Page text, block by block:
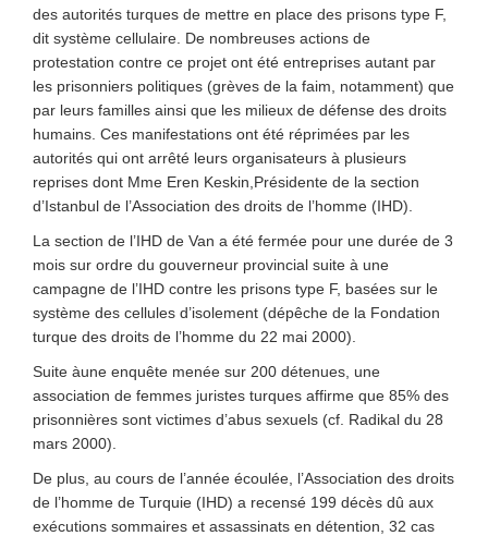
des autorités turques de mettre en place des prisons type F,
dit système cellulaire. De nombreuses actions de
protestation contre ce projet ont été entreprises autant par
les prisonniers politiques (grèves de la faim, notamment) que
par leurs familles ainsi que les milieux de défense des droits
humains. Ces manifestations ont été réprimées par les
autorités qui ont arrêté leurs organisateurs à plusieurs
reprises dont Mme Eren Keskin,Présidente de la section
d’Istanbul de l’Association des droits de l’homme (IHD).
La section de l’IHD de Van a été fermée pour une durée de 3
mois sur ordre du gouverneur provincial suite à une
campagne de l’IHD contre les prisons type F, basées sur le
système des cellules d’isolement (dépêche de la Fondation
turque des droits de l’homme du 22 mai 2000).
Suite àune enquête menée sur 200 détenues, une
association de femmes juristes turques affirme que 85% des
prisonnières sont victimes d’abus sexuels (cf. Radikal du 28
mars 2000).
De plus, au cours de l’année écoulée, l’Association des droits
de l’homme de Turquie (IHD) a recensé 199 décès dû aux
exécutions sommaires et assassinats en détention, 32 cas